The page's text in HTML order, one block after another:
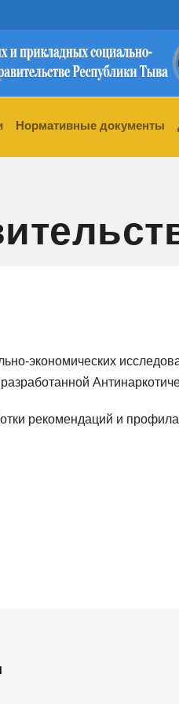
Нормативные документы
экономических
рекомендаций и